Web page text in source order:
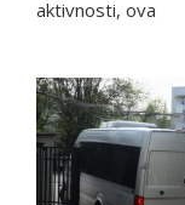
aktivnosti, ova